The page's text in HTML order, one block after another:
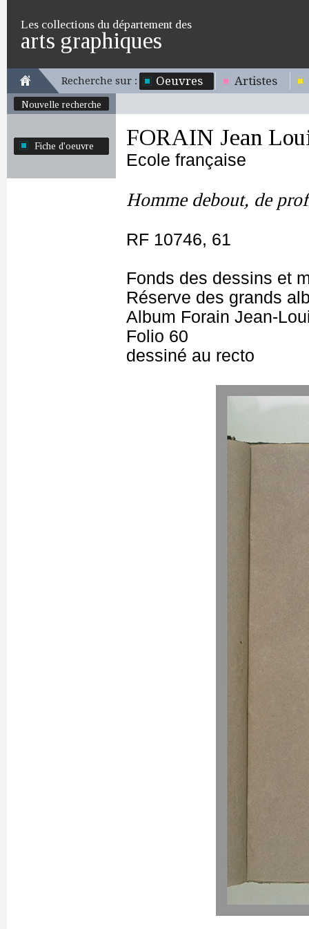
Les collections du département des
arts graphiques
Recherche sur : Oeuvres Artistes
Nouvelle recherche
Fiche d'oeuvre FORAIN Jean
Ecole française
Homme debout, de
RF 10746, 61
Fonds des dessins et
Réserve des grands
Album Forain Jean-
Folio 60
dessiné au recto